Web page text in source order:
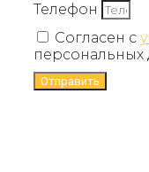
Телефон
Согласен с
персональных
Отправить